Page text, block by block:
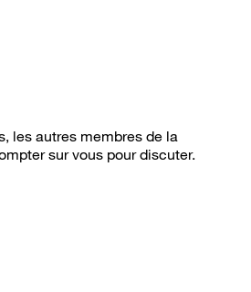
les autres membres de la
sur vous pour discuter.